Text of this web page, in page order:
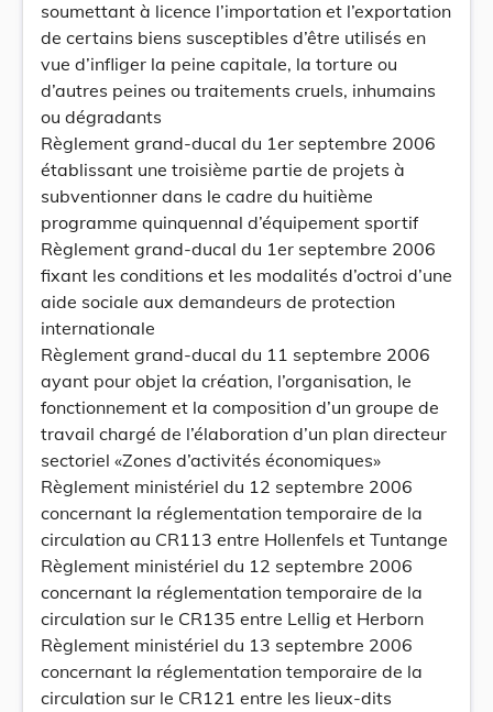
soumettant à licence l’importation et l’exportation
de certains biens susceptibles d’être utilisés en
vue d’infliger la peine capitale, la torture ou
d’autres peines ou traitements cruels, inhumains
ou dégradants
Règlement grand-ducal du 1er septembre 2006
établissant une troisième partie de projets à
subventionner dans le cadre du huitième
programme quinquennal d’équipement sportif
Règlement grand-ducal du 1er septembre 2006
fixant les conditions et les modalités d’octroi d’une
aide sociale aux demandeurs de protection
internationale
Règlement grand-ducal du 11 septembre 2006
ayant pour objet la création, l’organisation, le
fonctionnement et la composition d’un groupe de
travail chargé de l’élaboration d’un plan directeur
sectoriel «Zones d’activités économiques»
Règlement ministériel du 12 septembre 2006
concernant la réglementation temporaire de la
circulation au CR113 entre Hollenfels et Tuntange
Règlement ministériel du 12 septembre 2006
concernant la réglementation temporaire de la
circulation sur le CR135 entre Lellig et Herborn
Règlement ministériel du 13 septembre 2006
concernant la réglementation temporaire de la
circulation sur le CR121 entre les lieux-dits